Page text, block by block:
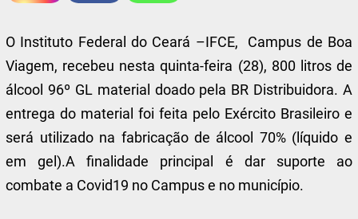
O Instituto Federal do Ceará –IFCE, Campus de Boa
Viagem, recebeu nesta quinta-feira (28), 800 litros de
álcool 96º GL material doado pela BR Distribuidora. A
entrega do material foi feita pelo Exército Brasileiro e
será utilizado na fabricação de álcool 70% (líquido e
em gel).A finalidade principal é dar suporte ao
combate a Covid19 no Campus e no município.